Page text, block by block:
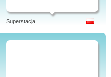
Superstacja